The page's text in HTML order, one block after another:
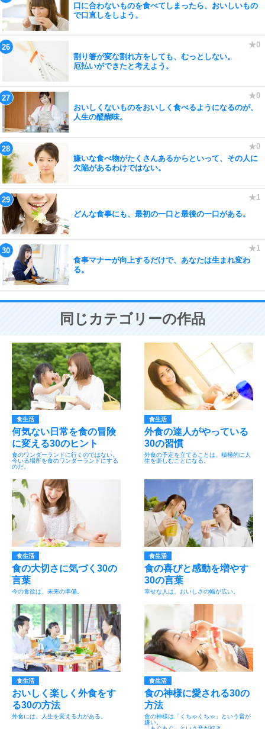
口に合わないものを食べてしまったら、おいしいもの
で口直しをしよう。
割り箸が変な割れ方をしても、むっとしない。
厄払いができたと考えよう。
おいしくないものをおいしく食べるようになるのが、
人生の醍醐味。
嫌いな食べ物がたくさんあるからといって、その人に
欠陥があるわけではない。
どんな食事にも、最初の一口と最後の一口がある。
食事マナーが向上するだけで、あなたは生まれ変わ
る。
同じカテゴリーの作品
食生活
何気ない日常を食の冒険
に変える30のヒント
食のワンダーランドに行くのではない。
今いる場所を食のワンダーランドにする
のだ。
食生活
外食の達人がやっている
30の習慣
外食の予定を立てることは、積極的に人
生を楽しむことになる。
食生活
食の大切さに気づく30の
言葉
今の食欲は、未来の準備。
食生活
食の喜びと感動を増やす
30の言葉
幸せな人は、おいしさの幅が広い。
食生活
おいしく楽しく外食をす
る30の方法
外食には、人生を変える力がある。
食生活
食の神様に愛される30の
方法
食の神様は「くちゃくちゃ」という音が
嫌い。